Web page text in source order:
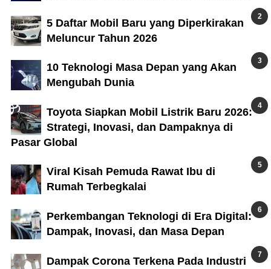
5 Daftar Mobil Baru yang Diperkirakan
Meluncur Tahun 2026
10 Teknologi Masa Depan yang Akan
Mengubah Dunia
Toyota Siapkan Mobil Listrik Baru 2026:
Strategi, Inovasi, dan Dampaknya di
Pasar Global
Viral Kisah Pemuda Rawat Ibu di
Rumah Terbegkalai
Perkembangan Teknologi di Era Digital:
Dampak, Inovasi, dan Masa Depan
Dampak Corona Terkena Pada Industri